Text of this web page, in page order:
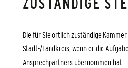
ZUSTÄNDIGE
Die für Sie örtlich zuständige
Stadt-/Landkreis, wenn er die
Ansprechpartners übernommen hat